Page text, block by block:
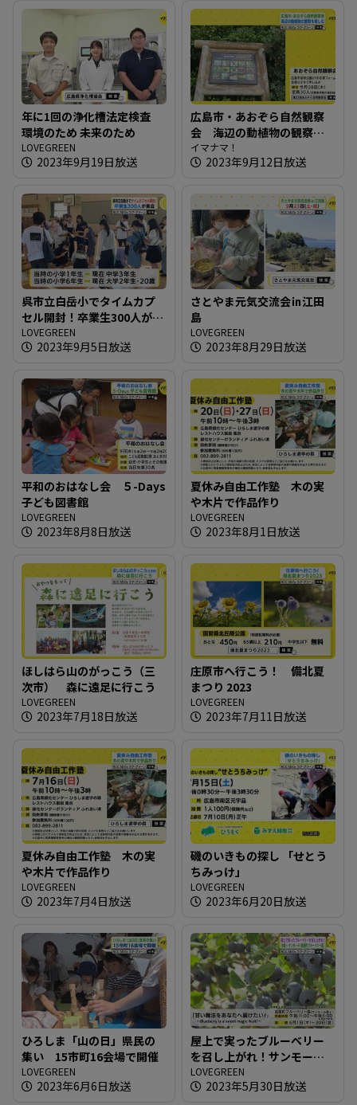
年に1回の浄化槽法定検査
環境のため 未来のため
LOVEGREEN
2023年9月19日放送
広島市・あおぞら自然観察
会 海辺の動植物の観察を
楽しむ
イマナマ！
2023年9月12日放送
呉市立白岳小でタイムカプ
セル開封！卒業生300人が集
合
LOVEGREEN
2023年9月5日放送
さとやま元気交流会㏌江田
島
LOVEGREEN
2023年8月29日放送
平和のおはなし会 ５-Days
子ども図書館
LOVEGREEN
2023年8月8日放送
夏休み自由工作塾 木の実
や木片で作品作り
LOVEGREEN
2023年8月1日放送
ほしはら山のがっこう（三
次市） 森に遠足に行こう
LOVEGREEN
2023年7月18日放送
庄原市へ行こう！ 備北夏
まつり 2023
LOVEGREEN
2023年7月11日放送
夏休み自由工作塾 木の実
や木片で作品作り
LOVEGREEN
2023年7月4日放送
磯のいきもの探し 「せとう
ちみっけ」
LOVEGREEN
2023年6月20日放送
ひろしま「山の日」県民の
集い 15市町16会場で開催
LOVEGREEN
2023年6月6日放送
屋上で実ったブルーベリー
を召し上がれ！サンモール
「紙屋町ブルーベリー園」
LOVEGREEN
2023年5月30日放送